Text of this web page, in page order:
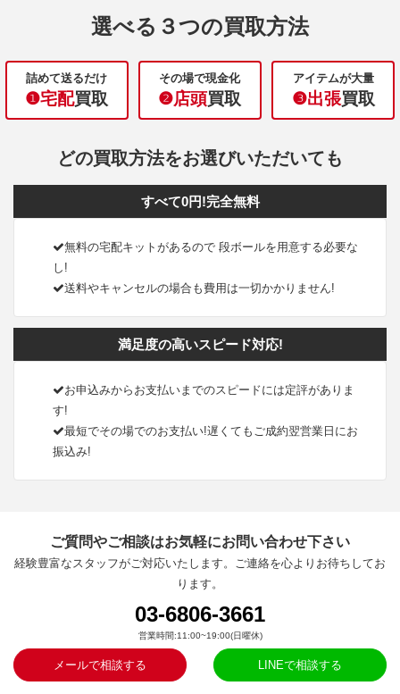
選べる３つの買取方法
詰めて送るだけ
❶宅配買取
その場で現金化
❷店頭買取
アイテムが大量
❸出張買取
どの買取方法をお選びいただいても
すべて0円!完全無料
無料の宅配キットがあるので 段ボールを用意する必要な
し!
送料やキャンセルの場合も費用は一切かかりません!
満足度の高いスピード対応!
お申込みからお支払いまでのスピードには定評がありま
す!
最短でその場でのお支払い!遅くてもご成約翌営業日にお
振込み!
ご質問やご相談はお気軽にお問い合わせ下さい
経験豊富なスタッフがご対応いたします。ご連絡を心よりお待ちしてお
ります。
03-6806-3661
営業時間:11:00~19:00(日曜休)
メールで相談する LINEで相談する